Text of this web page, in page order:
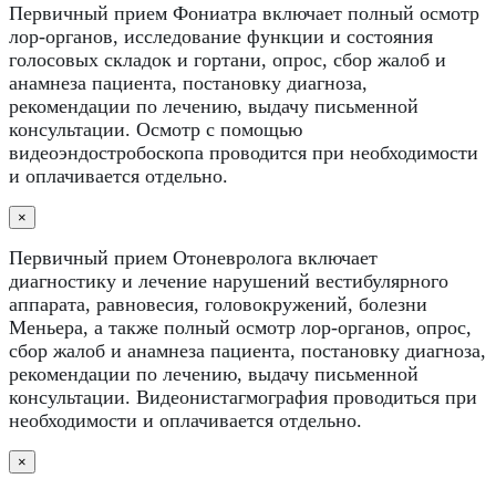
Первичный прием Фониатра включает полный осмотр
лор-органов, исследование функции и состояния
голосовых складок и гортани, опрос, сбор жалоб и
анамнеза пациента, постановку диагноза,
рекомендации по лечению, выдачу письменной
консультации. Осмотр с помощью
видеоэндостробоскопа проводится при необходимости
и оплачивается отдельно.
×
Первичный прием Отоневролога включает
диагностику и лечение нарушений вестибулярного
аппарата, равновесия, головокружений, болезни
Меньера, а также полный осмотр лор-органов, опрос,
сбор жалоб и анамнеза пациента, постановку диагноза,
рекомендации по лечению, выдачу письменной
консультации. Видеонистагмография проводиться при
необходимости и оплачивается отдельно.
×